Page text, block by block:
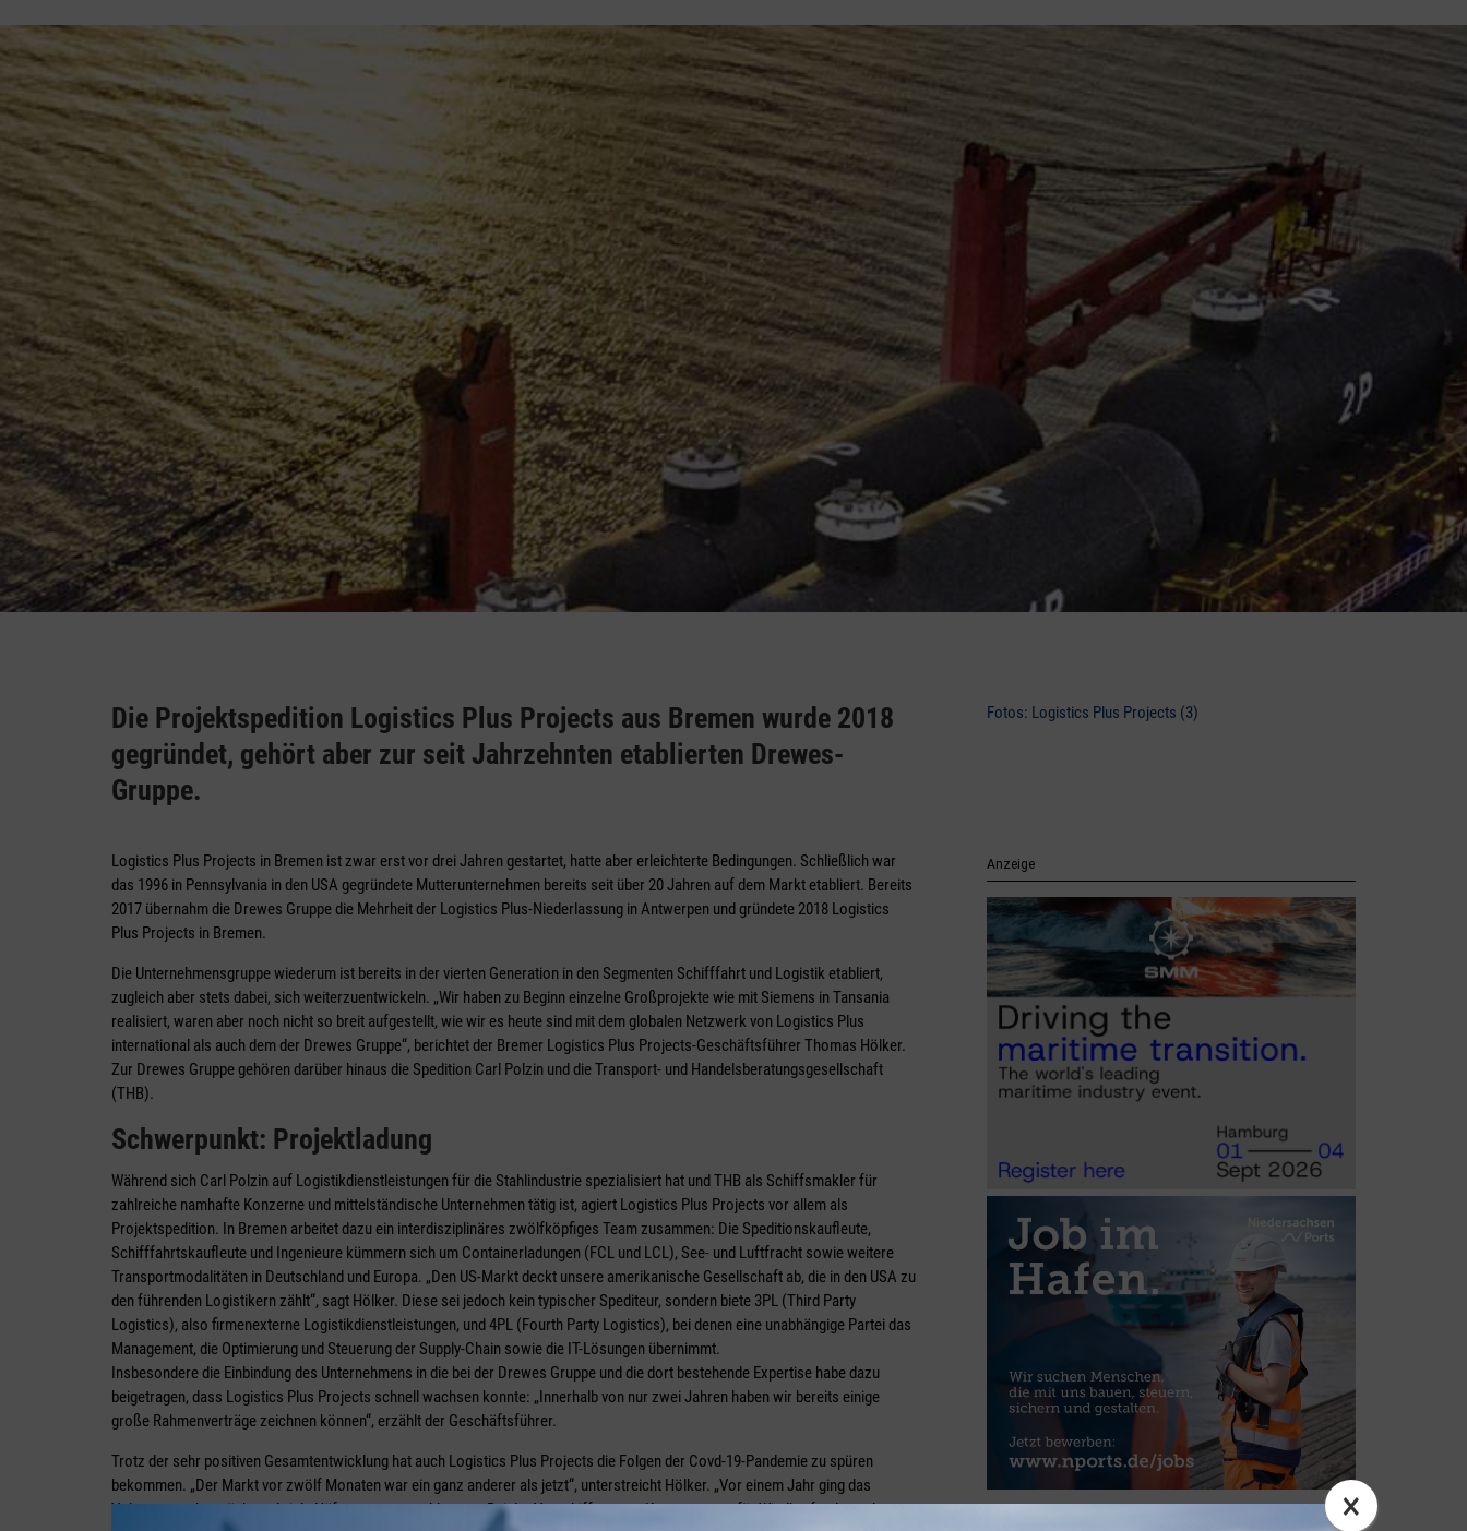
×
Die Projektspedition Logistics Plus Projects aus Bremen wurde 2018
gegründet, gehört aber zur seit Jahrzehnten etablierten Drewes-
Gruppe.
Fotos: Logistics Plus Projects (3)
Logistics Plus Projects in Bremen ist zwar erst vor drei Jahren gestartet, hatte aber erleichterte Bedingungen. Schließlich war
das 1996 in Pennsylvania in den USA gegründete Mutterunternehmen bereits seit über 20 Jahren auf dem Markt etabliert. Bereits
2017 übernahm die Drewes Gruppe die Mehrheit der Logistics Plus-Niederlassung in Antwerpen und gründete 2018 Logistics
Plus Projects in Bremen.
Die Unternehmensgruppe wiederum ist bereits in der vierten Generation in den Segmenten Schifffahrt und Logistik etabliert,
zugleich aber stets dabei, sich weiterzuentwickeln. „Wir haben zu Beginn einzelne Großprojekte wie mit Siemens in Tansania
realisiert, waren aber noch nicht so breit aufgestellt, wie wir es heute sind mit dem globalen Netzwerk von Logistics Plus
international als auch dem der Drewes Gruppe“, berichtet der Bremer Logistics Plus Projects-Geschäftsführer Thomas Hölker.
Zur Drewes Gruppe gehören darüber hinaus die Spedition Carl Polzin und die Transport- und Handelsberatungsgesellschaft
(THB).
Schwerpunkt: Projektladung
Während sich Carl Polzin auf Logistikdienstleistungen für die Stahlindustrie spezialisiert hat und THB als Schiffsmakler für
zahlreiche namhafte Konzerne und mittelständische Unternehmen tätig ist, agiert Logistics Plus Projects vor allem als
Projektspedition. In Bremen arbeitet dazu ein interdisziplinäres zwölfköpfiges Team zusammen: Die Speditionskaufleute,
Schifffahrtskaufleute und Ingenieure kümmern sich um Containerladungen (FCL und LCL), See- und Luftfracht sowie weitere
Transportmodalitäten in Deutschland und Europa. „Den US-Markt deckt unsere amerikanische Gesellschaft ab, die in den USA zu
den führenden Logistikern zählt“, sagt Hölker. Diese sei jedoch kein typischer Spediteur, sondern biete 3PL (Third Party
Logistics), also firmenexterne Logistikdienstleistungen, und 4PL (Fourth Party Logistics), bei denen eine unabhängige Partei das
Management, die Optimierung und Steuerung der Supply-Chain sowie die IT-Lösungen übernimmt.
Insbesondere die Einbindung des Unternehmens in die bei der Drewes Gruppe und die dort bestehende Expertise habe dazu
beigetragen, dass Logistics Plus Projects schnell wachsen konnte: „Innerhalb von nur zwei Jahren haben wir bereits einige
große Rahmenverträge zeichnen können“, erzählt der Geschäftsführer.
Trotz der sehr positiven Gesamtentwicklung hat auch Logistics Plus Projects die Folgen der Covd-19-Pandemie zu spüren
bekommen. „Der Markt vor zwölf Monaten war ein ganz anderer als jetzt“, unterstreicht Hölker. „Vor einem Jahr ging das
Volumen stark zurück, und viele Häfen waren geschlossen. Bei der Verschiffung von Komponenten für Windkraftanlagen hatten
Anzeige